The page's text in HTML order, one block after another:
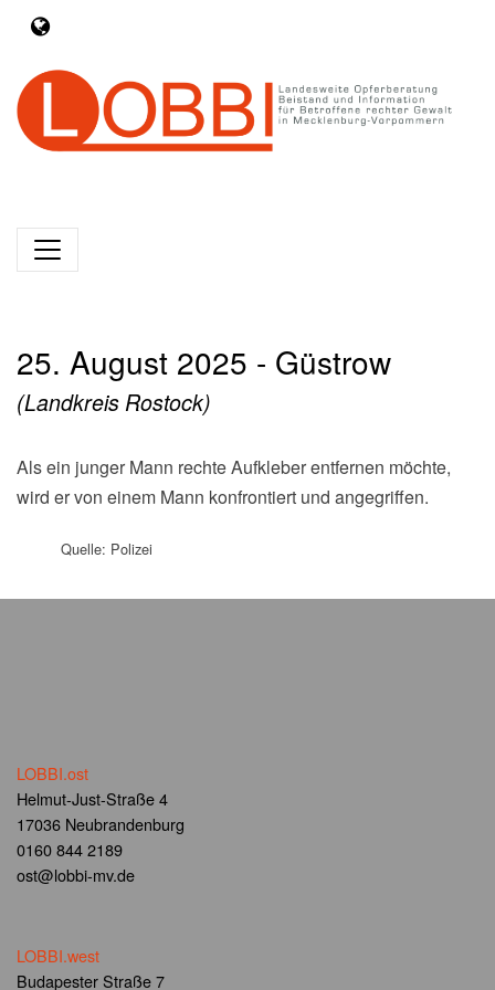
25. August 2025 - Güstrow
(Landkreis Rostock)
Als ein junger Mann rechte Aufkleber entfernen möchte,
wird er von einem Mann konfrontiert und angegriffen.
Quelle: Polizei
LOBBI.ost
Helmut-Just-Straße 4
17036 Neubrandenburg
0160 844 2189
ost@lobbi-mv.de
LOBBI.west
Budapester Straße 7